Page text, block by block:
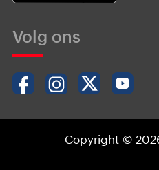
Volg ons
Copyright ©